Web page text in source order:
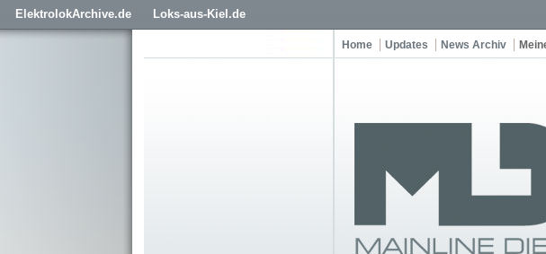
ElektrolokArchive.de Loks-aus-Kiel.de
Home Updates News Archiv